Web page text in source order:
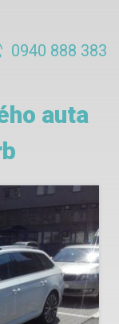
0940 888 383
auta